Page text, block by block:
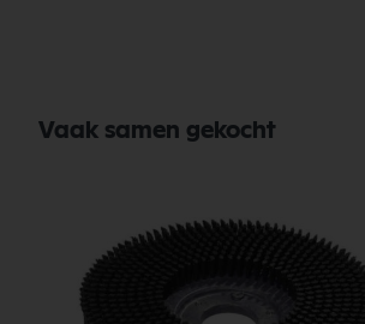
Vaak samen gekocht